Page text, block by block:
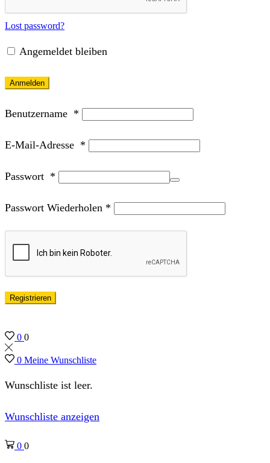
Lost password?
Angemeldet bleiben
Anmelden
Benutzername *
E-Mail-Adresse *
Passwort *
Passwort Wiederholen *
Registrieren
0 0
0 Meine Wunschliste
Wunschliste ist leer.
Wunschliste anzeigen
0 0